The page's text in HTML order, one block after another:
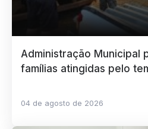
Administração Municipal
famílias atingidas pelo
04 de agosto de 2026